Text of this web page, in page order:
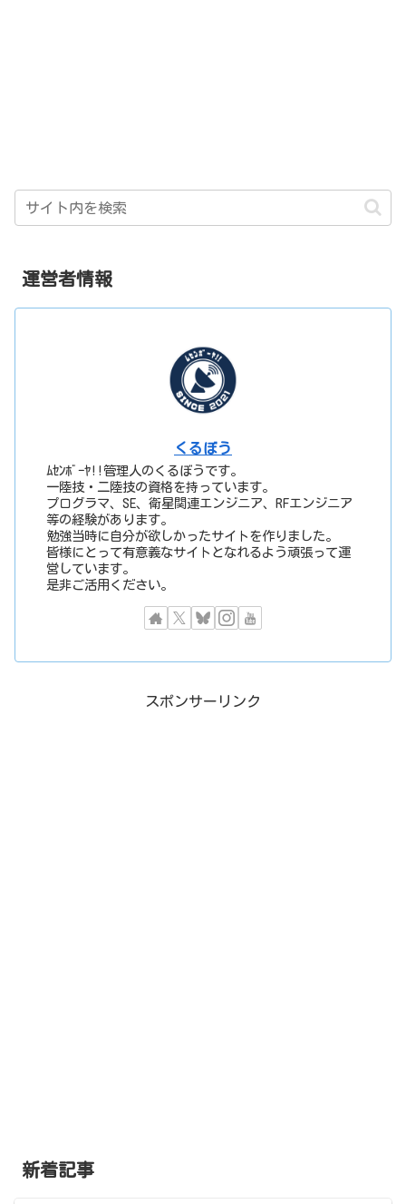
運営者情報
くるぼう
ﾑｾﾝﾎﾞｰﾔ!!管理人のくるぼうです。
一陸技・二陸技の資格を持っています。
プログラマ、SE、衛星関連エンジニア、RFエンジニア
等の経験があります。
勉強当時に自分が欲しかったサイトを作りました。
皆様にとって有意義なサイトとなれるよう頑張って運
営しています。
是非ご活用ください。
スポンサーリンク
新着記事